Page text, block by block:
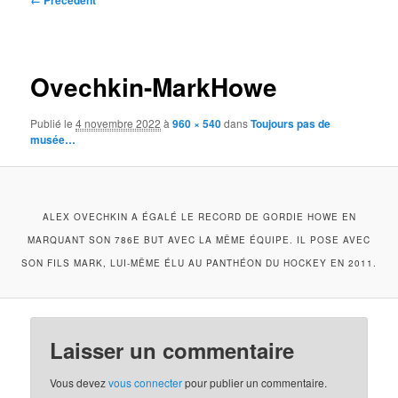
Ovechkin-MarkHowe
Publié le4 novembre 2022 à960 × 540dansToujours pas de
musée…
ALEX OVECHKIN A ÉGALÉ LE RECORD DE GORDIE HOWE EN
MARQUANT SON 786E BUT AVEC LA MÊME ÉQUIPE. IL POSE AVEC
SON FILS MARK, LUI-MÊME ÉLU AU PANTHÉON DU HOCKEY EN 2011.
Laisser un commentaire
Vous devezvous connecterpour publier un commentaire.